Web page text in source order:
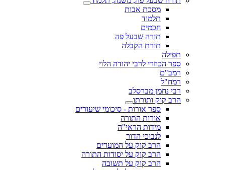
מסכת אבות
תלמוד
חכמים
תורה שבעל פה
תורת הקבלה
תפילה
ספר הכוזרי לרבי יהודה הלוי
רמב"ם
רמח"ל
רבי נחמן מברסלב
הרב קוק ותורתו
ספר אורות - סיכומי שיעורים
אורות התורה
מידות הראי"ה
לנבוכי הדור
הרב קוק על המועדים
הרב קוק על יסודות התורה
הרב קוק על תשובה